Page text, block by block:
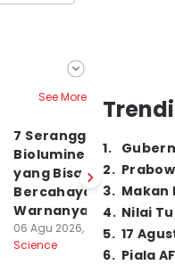
See More
7 Serangga
Bioluminesensi
yang Bisa
Bercahaya,
Warnanya Cantik
06 Agu 2026, 18:15 WIB
Science
06
1.
2.
3. Makan
4. Nilai
5. 17
6. Piala